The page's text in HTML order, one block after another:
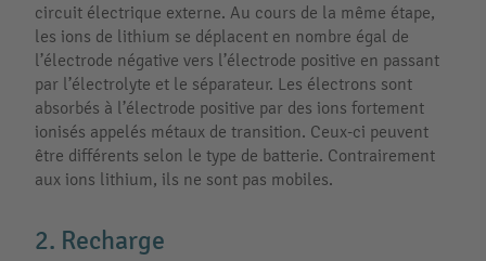
circuit électrique externe. Au cours de la même étape,
les ions de lithium se déplacent en nombre égal de
l’électrode négative vers l’électrode positive en passant
par l’électrolyte et le séparateur. Les électrons sont
absorbés à l’électrode positive par des ions fortement
ionisés appelés métaux de transition. Ceux-ci peuvent
être différents selon le type de batterie. Contrairement
aux ions lithium, ils ne sont pas mobiles.
2. Recharge